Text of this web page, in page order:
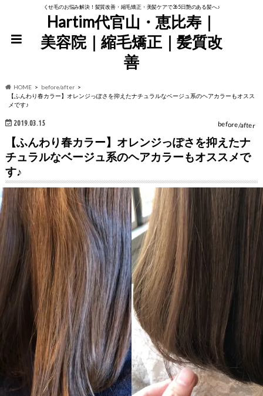
くせ毛のお悩み解決！髪質改善・縮毛矯正・美髪ケアで365日艶のある髪へ♪
Hartim代官山・恵比寿｜
美容院｜縮毛矯正｜髪質改
善
HOME
before/after
【ふんわり春カラー】オレンジっぽさを抑えたナチュラルなベージュ系のヘアカラーもオスス
メです♪
2019.03.15 before/after
【ふんわり春カラー】オレンジっぽさを抑えたナ
チュラルなベージュ系のヘアカラーもオススメで
す♪